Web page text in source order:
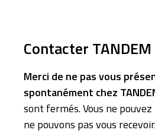
Contacter TANDEM
Merci de ne pas vous
spontanément chez
sont fermés. Vous ne
ne pouvons pas vous